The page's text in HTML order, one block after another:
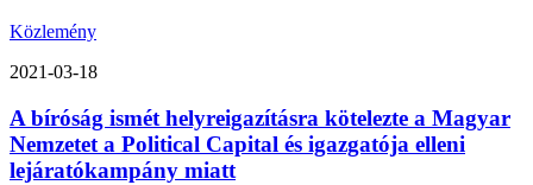
Közlemény
2021-03-18
A bíróság ismét helyreigazításra kötelezte a Magyar
Nemzetet a Political Capital és igazgatója elleni
lejáratókampány miatt